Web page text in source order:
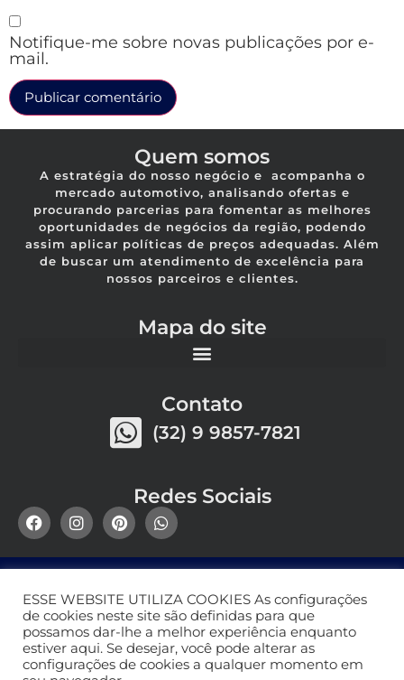
Notifique-me sobre novas publicações por e-
mail.
Quem somos
A estratégia do nosso negócio e acompanha o
mercado automotivo, analisando ofertas e
procurando parcerias para fomentar as melhores
oportunidades de negócios da região, podendo
assim aplicar políticas de preços adequadas. Além
de buscar um atendimento de excelência para
nossos parceiros e clientes.
Mapa do site
Contato
(32) 9 9857-7821
Redes Sociais
ESSE WEBSITE UTILIZA COOKIES As configurações
de cookies neste site são definidas para que
possamos dar-lhe a melhor experiência enquanto
estiver aqui. Se desejar, você pode alterar as
configurações de cookies a qualquer momento em